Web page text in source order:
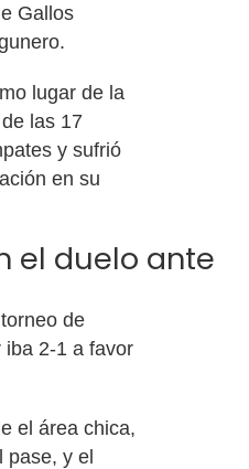
Gallos
lugar de la
las 17
y sufrió
en su
el duelo ante
de
iba 2-1 a favor
el área chica,
pase, y el